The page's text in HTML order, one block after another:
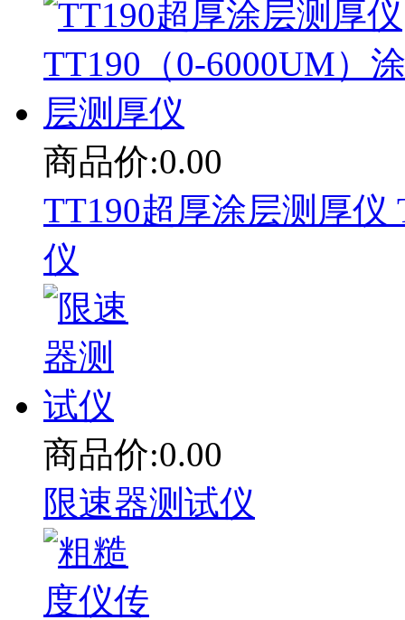
商品价:0.00
TT190超厚涂层测厚仪
仪
商品价:0.00
限速器测试仪